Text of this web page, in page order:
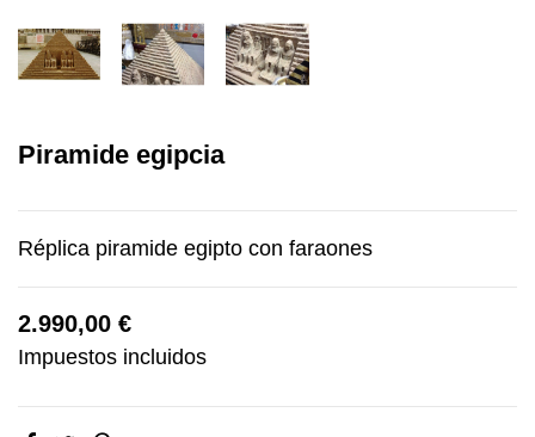
Piramide egipcia
Réplica piramide egipto con faraones
2.990,00 €
Impuestos incluidos